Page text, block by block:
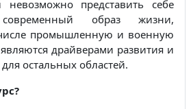
невозможно представить себе
современный образ жизни,
промышленную и военную
драйверами развития и
остальных областей.